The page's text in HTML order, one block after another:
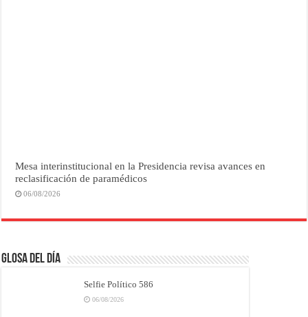
Mesa interinstitucional en la Presidencia revisa avances en
reclasificación de paramédicos
06/08/2026
Glosa del Día
Selfie Político 586
06/08/2026